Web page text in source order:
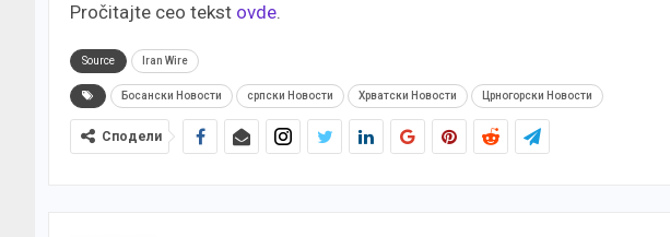
Pročitajte ceo tekst ovde.
Source Iran Wire
Босански Новости српски Новости Хрватски Новости Црногорски Новости
Сподели